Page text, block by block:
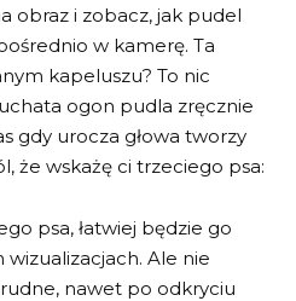
obraz i zobacz, jak pudel
w kamerę. Ta
kapeluszu? To nic
ogon pudla zręcznie
gdy urocza głowa tworzy
że wskażę ci trzeciego psa:
psa, łatwiej będzie go
Ale nie
nawet po odkryciu